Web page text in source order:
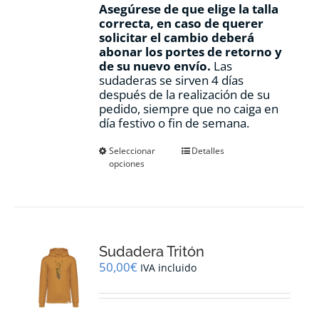
Asegúrese de que elige la talla
correcta, en caso de querer
solicitar el cambio deberá
abonar los portes de retorno y
de su nuevo envío. Las
sudaderas se sirven 4 días
después de la realización de su
pedido, siempre que no caiga en
día festivo o fin de semana.
Seleccionar
opciones
Este
se
pueden
en
Detalles
Sudadera Tritón
50,00€ IVA incluido